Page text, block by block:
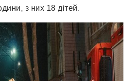
з них 18 дітей.